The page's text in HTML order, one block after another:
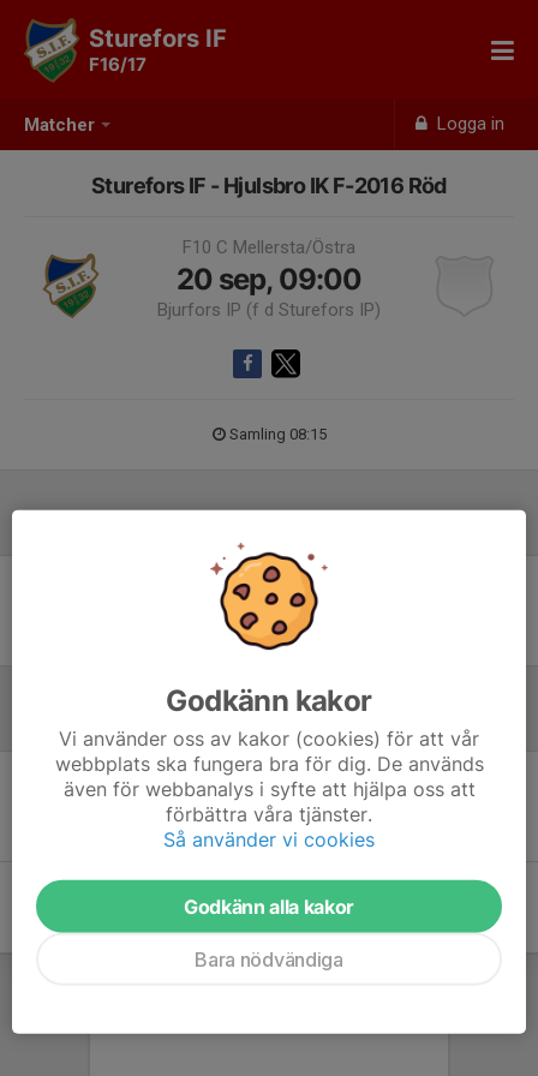
Matcher Logga in
Sturefors IF
F16/17
Sturefors IF - Hjulsbro IK F-2016 Röd
F10 C Mellersta/Östra
20 sep, 09:00
Bjurfors IP (f d Sturefors IP)
Samling 08:15
Ingen uppställning ifylld
Inför match
Inget skrivet
Godkänn kakor
Vi använder oss av kakor (cookies) för att vår
webbplats ska fungera bra för dig. De används
även för webbanalys i syfte att hjälpa oss att
förbättra våra tjänster.
Så använder vi cookies
Godkänn alla kakor
Bara nödvändiga